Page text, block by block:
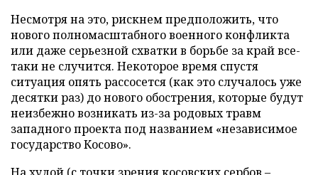
Несмотря на это, рискнем предположить, что
нового полномасштабного военного конфликта
или даже серьезной схватки в борьбе за край все-
таки не случится. Некоторое время спустя
ситуация опять рассосется (как это случалось уже
десятки раз) до нового обострения, которые будут
неизбежно возникать из-за родовых травм
западного проекта под названием «независимое
государство Косово».